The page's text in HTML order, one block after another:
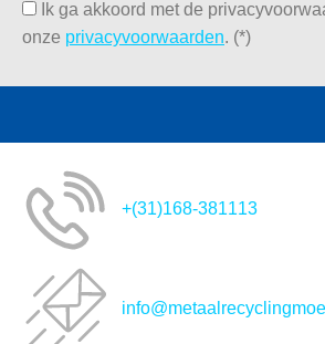
Ik ga akkoord met de
onze privacyvoorwaarden. (*)
+(31)168-381113